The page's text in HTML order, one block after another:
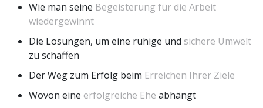
Wie man seine Begeisterung für die Arbeit
wiedergewinnt
Die Lösungen, um eine ruhige und sichere Umwelt
zu schaffen
Der Weg zum Erfolg beim Erreichen Ihrer Ziele
Wovon eine erfolgreiche Ehe abhängt